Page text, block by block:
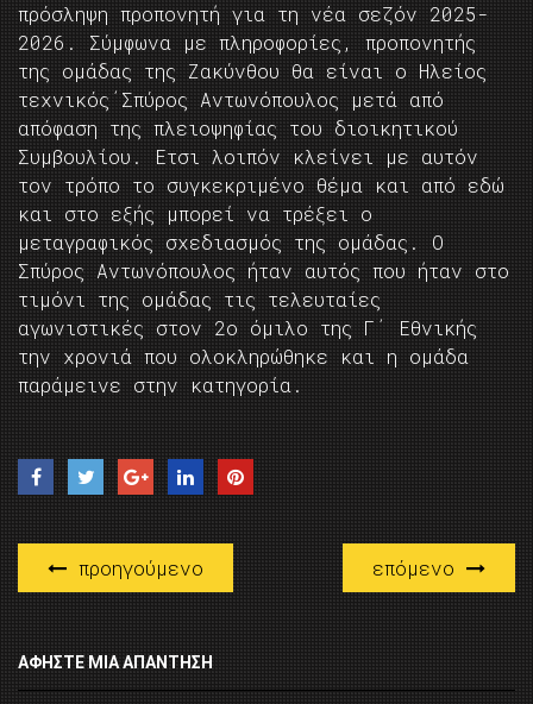
πρόσληψη προπονητή για τη νέα σεζόν 2025-
2026. Σύμφωνα με πληροφορίες, προπονητής
της ομάδας της Ζακύνθου θα είναι ο Ηλείος
τεχνικός΄Σπύρος Αντωνόπουλος μετά από
απόφαση της πλειοψηφίας του διοικητικού
Συμβουλίου. Ετσι λοιπόν κλείνει με αυτόν
τον τρόπο το συγκεκριμένο θέμα και από εδώ
και στο εξής μπορεί να τρέξει ο
μεταγραφικός σχεδιασμός της ομάδας. O
Σπύρος Αντωνόπουλος ήταν αυτός που ήταν στο
τιμόνι της ομάδας τις τελευταίες
αγωνιστικές στον 2ο όμιλο της Γ΄ Εθνικής
την χρονιά που ολοκληρώθηκε και η ομάδα
παράμεινε στην κατηγορία.
προηγούμενο επόμενο
ΑΦΉΣΤΕ ΜΙΑ ΑΠΆΝΤΗΣΗ